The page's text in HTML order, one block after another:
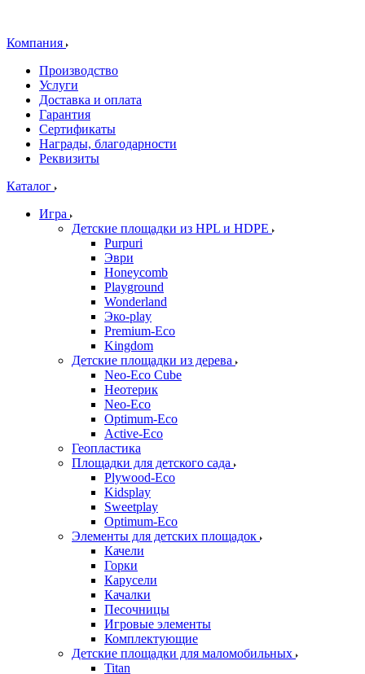
Компания
Производство
Услуги
Доставка и оплата
Гарантия
Сертификаты
Награды, благодарности
Реквизиты
Каталог
Игра
Детские площадки из HPL и HDPE
Purpuri
Эври
Honeycomb
Playground
Wonderland
Эко-play
Premium-Eco
Kingdom
Детские площадки из дерева
Neo-Eco Cube
Неотерик
Neo-Eco
Оptimum-Еco
Active-Eco
Геопластика
Площадки для детского сада
Plywood-Eco
Kidsplay
Sweetplay
Оptimum-Еco
Элементы для детских площадок
Качели
Горки
Карусели
Качалки
Песочницы
Игровые элементы
Комплектующие
Детские площадки для маломобильных
Titan